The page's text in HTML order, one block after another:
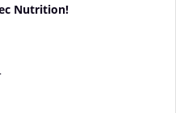
Nutrition!